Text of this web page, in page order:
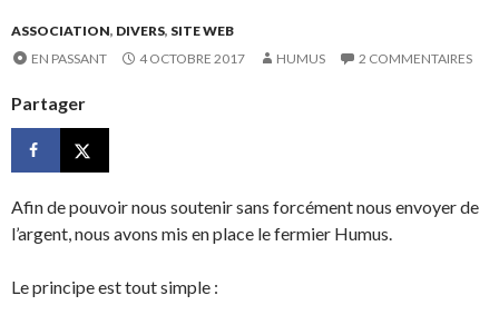
ASSOCIATION, DIVERS, SITE WEB
EN PASSANT
4 OCTOBRE 2017 HUMUS 2 COMMENTAIRES
Partager
Afin de pouvoir nous soutenir sans forcément nous envoyer de
l’argent, nous avons mis en place le fermier Humus.
Le principe est tout simple :